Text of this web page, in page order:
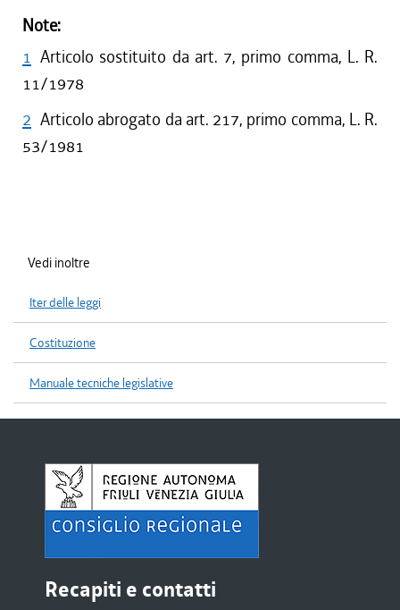
Note:
1 Articolo sostituito da art. 7, primo comma, L. R.
11/1978
2 Articolo abrogato da art. 217, primo comma, L. R.
53/1981
Vedi inoltre
Iter delle leggi
Costituzione
Manuale tecniche legislative
Recapiti e contatti